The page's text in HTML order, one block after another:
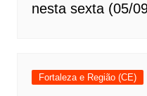
nesta sexta (05/
Fortaleza e Região (CE)